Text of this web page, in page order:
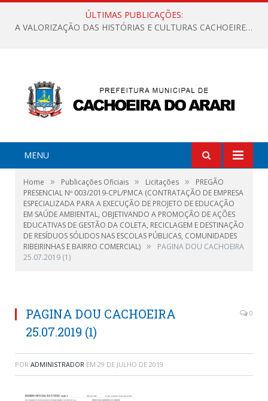
ÚLTIMAS PUBLICAÇÕES:
A VALORIZAÇÃO DAS HISTÓRIAS E CULTURAS CACHOEIRENSES
MENU
Home » Publicações Oficiais » Licitações »
PREGÃO
PRESENCIAL Nº 003/2019-CPL/PMCA (CONTRATAÇÃO DE EMPRESA
ESPECIALIZADA PARA A EXECUÇÃO DE PROJETO DE EDUCAÇÃO
EM SAÚDE AMBIENTAL, OBJETIVANDO A PROMOÇÃO DE AÇÕES
EDUCATIVAS DE GESTÃO DA COLETA, RECICLAGEM E DESTINAÇÃO
DE RESÍDUOS SÓLIDOS NAS ESCOLAS PÚBLICAS, COMUNIDADES
RIBEIRINHAS E BAIRRO COMERCIAL) »
PAGINA DOU CACHOEIRA
25.07.2019 (1)
PAGINA DOU CACHOEIRA
25.07.2019 (1)
0
POR ADMINISTRADOR EM 29 DE JULHO DE 2019